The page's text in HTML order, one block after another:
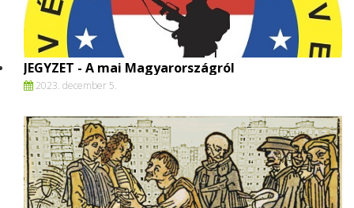
JEGYZET - A mai Magyarországról
2023. december 5.